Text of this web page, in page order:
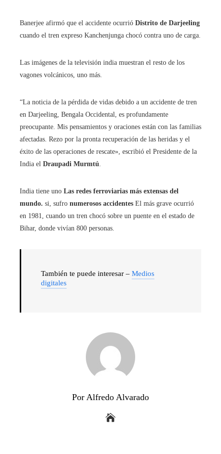
Banerjee afirmó que el accidente ocurrió Distrito de Darjeeling
cuando el tren expreso Kanchenjunga chocó contra uno de carga.
Las imágenes de la televisión india muestran el resto de los
vagones volcánicos, uno más.
“La noticia de la pérdida de vidas debido a un accidente de tren
en Darjeeling, Bengala Occidental, es profundamente
preocupante. Mis pensamientos y oraciones están con las familias
afectadas. Rezo por la pronta recuperación de las heridas y el
éxito de las operaciones de rescate», escribió el Presidente de la
India el Draupadi Murmtú
India tiene uno Las redes ferroviarias más extensas del
mundo. si, sufro numerosos accidentes El más grave ocurrió
en 1981, cuando un tren chocó sobre un puente en el estado de
Bihar, donde vivían 800 personas.
También te puede interesar – Medios
digitales
Por Alfredo Alvarado